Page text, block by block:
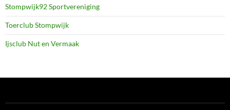
Stompwijk92 Sportvereniging
Toerclub Stompwijk
Ijsclub Nut en Vermaak